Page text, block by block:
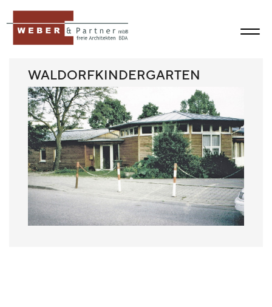
WALDORFKINDERGARTEN